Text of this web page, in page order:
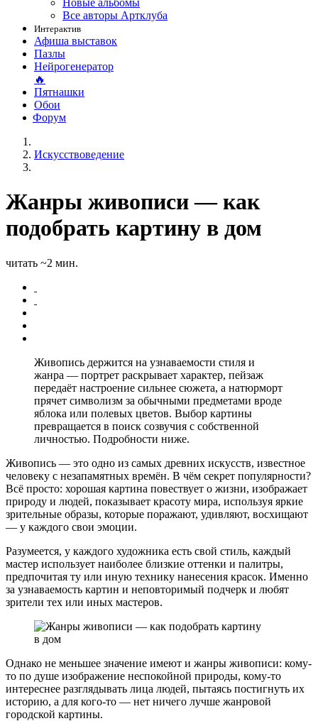
Новые альбомы
Все авторы Артклуба
Интерактив
Афиша выставок
Пазлы
Нейрогенератор
🔥
Пятнашки
Обои
Форум
Искусствоведение
Жанры живописи — как
подобрать картину в дом
читать ~2 мин.
Живопись держится на узнаваемости стиля и
жанра — портрет раскрывает характер, пейзаж
передаёт настроение сильнее сюжета, а натюрморт
прячет символизм за обычными предметами вроде
яблока или полевых цветов. Выбор картины
превращается в поиск созвучия с собственной
личностью. Подробности ниже.
Живопись — это одно из самых древних искусств, известное
человеку с незапамятных времён. В чём секрет популярности?
Всё просто: хорошая картина повествует о жизни, изображает
природу и людей, показывает красоту мира, используя яркие
зрительные образы, которые поражают, удивляют, восхищают
— у каждого свои эмоции.
Разумеется, у каждого художника есть свой стиль, каждый
мастер использует наиболее близкие оттенки и палитры,
предпочитая ту или иную технику нанесения красок. Именно
за узнаваемость картин и неповторимый подчерк и любят
зрители тех или иных мастеров.
Однако не меньшее значение имеют и жанры живописи: кому-
то по душе изображение неспокойной природы, кому-то
интереснее разглядывать лица людей, пытаясь постигнуть их
историю, а для кого-то — нет ничего лучше жанровой
городской картины.